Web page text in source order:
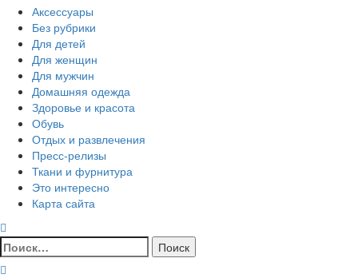
менюАксессуары
Без рубрики
Для детей
Для женщин
Для мужчин
Домашняя одежда
Здоровье и красота
Обувь
Отдых и развлечения
Пресс-релизы
Ткани и фурнитура
Это интересно
Карта сайта
Найти: